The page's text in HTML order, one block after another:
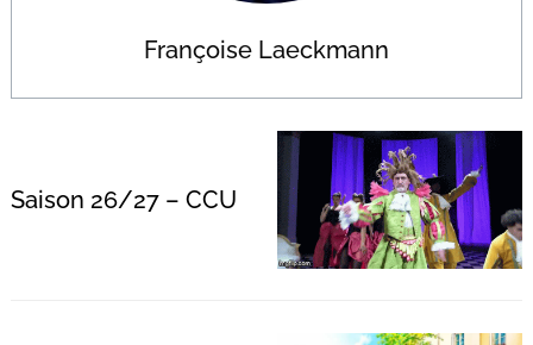
Françoise Laeckmann
Saison 26/27 – CCU